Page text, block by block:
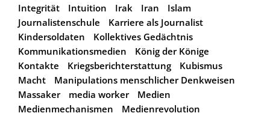
Integrität
Intuition Irak Iran
Islam
Journalistenschule
Karriere als Journalist
Kindersoldaten
Kollektives Gedächtnis
Kommunikationsmedien
König der Könige
Kontakte
Kriegsberichterstattung
Kubismus
Macht
Manipulations menschlicher Denkweisen
Massaker
media worker
Medien
Medienmechanismen
Medienrevolution